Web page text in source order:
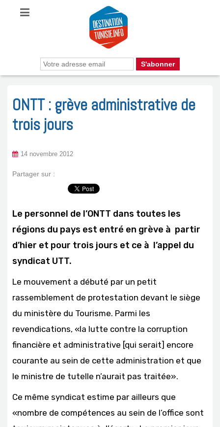
ONTT : grève administrative de
trois jours
14 novembre 2012
Partager sur :
Le personnel de l’ONTT dans toutes les
régions du pays est entré en grève à partir
d’hier et pour trois jours et ce à l’appel du
syndicat UTT.
Le mouvement a débuté par un petit
rassemblement de protestation devant le siège
du ministère du Tourisme. Parmi les
revendications, «la lutte contre la corruption
financière et administrative [qui serait] encore
courante au sein de cette administration et que
le ministre de tutelle n’aurait pas traitée».
Ce même syndicat estime par ailleurs que
«nombre de compétences au sein de l’office sont